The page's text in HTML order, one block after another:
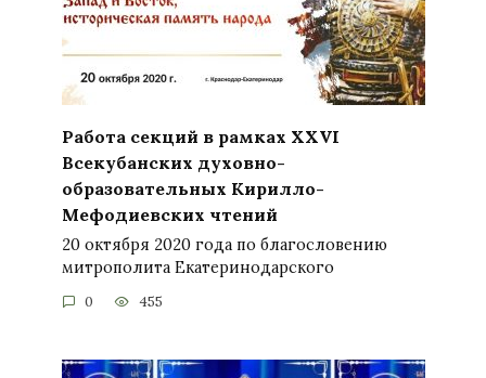
Работа секций в рамках XXVI
Всекубанских духовно-
образовательных Кирилло-
Мефодиевских чтений
20 октября 2020 года по благословению
митрополита Екатеринодарского
0 455